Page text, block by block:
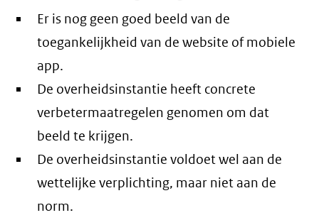
Er is nog geen goed beeld van de
toegankelijkheid van de website of mobiele
app.
De overheidsinstantie heeft concrete
verbetermaatregelen genomen om dat
beeld te krijgen.
De overheidsinstantie voldoet wel aan de
wettelijke verplichting, maar niet aan de
norm.